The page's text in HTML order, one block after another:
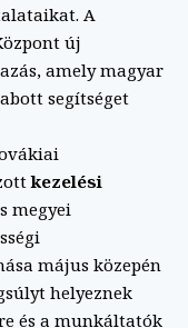
A
új
amely magyar
segítséget
kezelési
megyei
május közepén
helyeznek
és a munkáltatók